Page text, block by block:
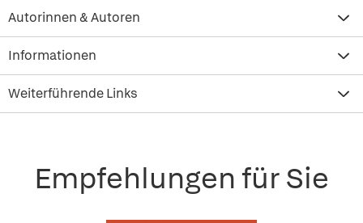
Autorinnen & Autoren
Informationen
Weiterführende Links
Empfehlungen für Sie